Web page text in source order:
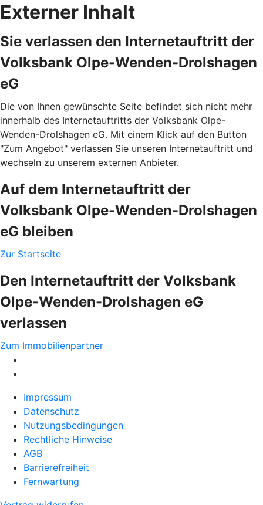
Externer Inhalt
Sie verlassen den Internetauftritt der
Volksbank Olpe-Wenden-Drolshagen
eG
Die von Ihnen gewünschte Seite befindet sich nicht mehr
innerhalb des Internetauftritts der Volksbank Olpe-
Wenden-Drolshagen eG. Mit einem Klick auf den Button
"Zum Angebot" verlassen Sie unseren Internetauftritt und
wechseln zu unserem externen Anbieter.
Auf dem Internetauftritt der
Volksbank Olpe-Wenden-Drolshagen
eG bleiben
Zur Startseite
Den Internetauftritt der Volksbank
Olpe-Wenden-Drolshagen eG
verlassen
Zum Immobilienpartner
Impressum
Datenschutz
Nutzungsbedingungen
Rechtliche Hinweise
AGB
Barrierefreiheit
Fernwartung